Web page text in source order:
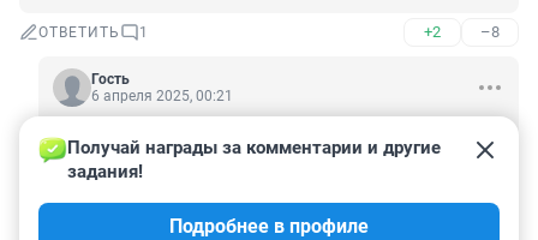
ОТВЕТИТЬ 1 +2 –8
Гость
6 апреля 2025, 00:21
вечер, семьи нет, друзей нет, второй половинки
нет, сходить нельзя никуда, бухло закончилось и
уже КБ закрыто, на доставу денег мало - вот ЗЛОБА
и прет сегодня вечером от вас )
Получай награды за комментарии и другие
задания!
Подробнее в профиле